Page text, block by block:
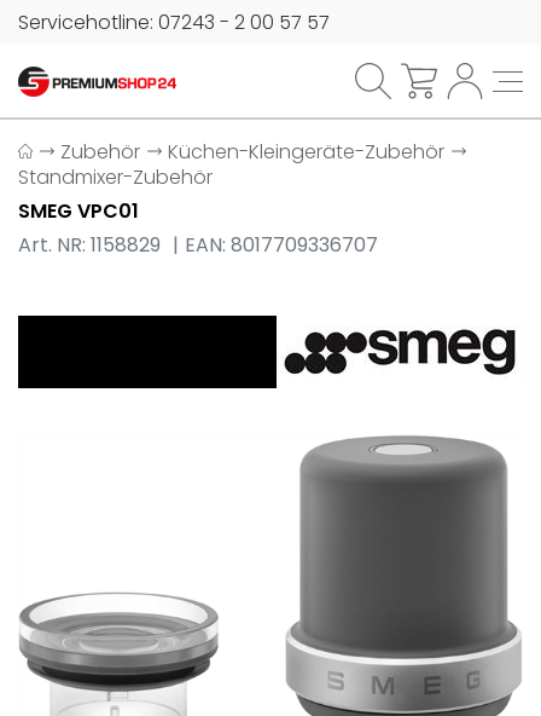
Servicehotline: 07243 - 2 00 57 57
Zubehör
Küchen-Kleingeräte-Zubehör
Standmixer-Zubehör
SMEG VPC01
Art. NR: 1158829
EAN: 8017709336707